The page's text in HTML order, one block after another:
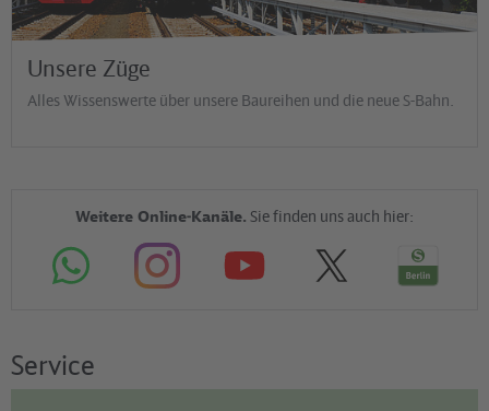
Unsere Züge
Alles Wissenswerte über unsere Baureihen und die neue S-Bahn.
Weitere Online-Kanäle. Sie finden uns auch hier:
Service